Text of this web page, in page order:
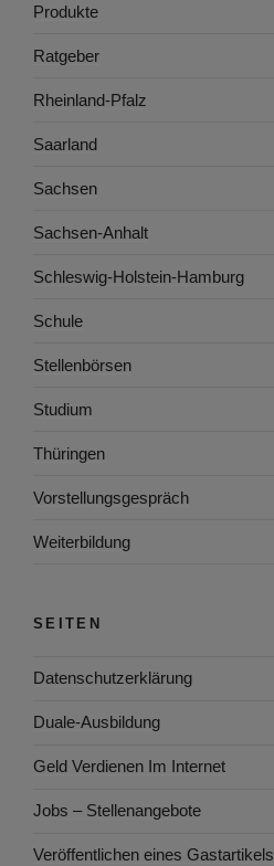
Produkte
Ratgeber
Rheinland-Pfalz
Saarland
Sachsen
Sachsen-Anhalt
Schleswig-Holstein-Hamburg
Schule
Stellenbörsen
Studium
Thüringen
Vorstellungsgespräch
Weiterbildung
SEITEN
Datenschutzerklärung
Duale-Ausbildung
Geld Verdienen Im Internet
Jobs – Stellenangebote
Veröffentlichen eines Gastartikels